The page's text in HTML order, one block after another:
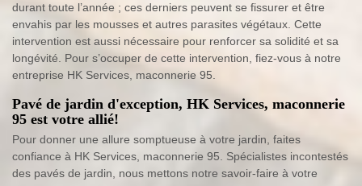
durant toute l’année ; ces derniers peuvent se fissurer et être
envahis par les mousses et autres parasites végétaux. Cette
intervention est aussi nécessaire pour renforcer sa solidité et sa
longévité. Pour s’occuper de cette intervention, fiez-vous à notre
entreprise HK Services, maconnerie 95.
Pavé de jardin d'exception, HK Services, maconnerie
95 est votre allié!
Pour donner une allure somptueuse à votre jardin, faites
confiance à HK Services, maconnerie 95. Spécialistes incontestés
des pavés de jardin, nous mettons notre savoir-faire à votre